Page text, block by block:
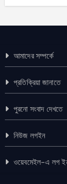
আমাদের সম্পর্কে
প্রতিক্রিয়া জানাতে
পুরনো সংবাদ দেখতে
নিউজ লগইন
ওয়েবমেইল-এ লগ